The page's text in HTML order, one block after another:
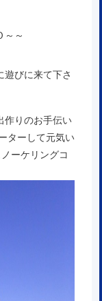
～～
びに来て下さ
りのお手伝い
ターして元気い
ーケリングコ